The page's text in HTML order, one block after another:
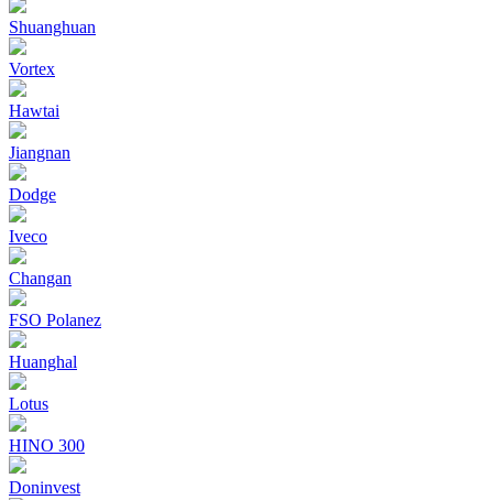
Shuanghuan
Vortex
Hawtai
Jiangnan
Dodge
Iveco
Changan
FSO Polanez
Huanghal
Lotus
HINO 300
Doninvest